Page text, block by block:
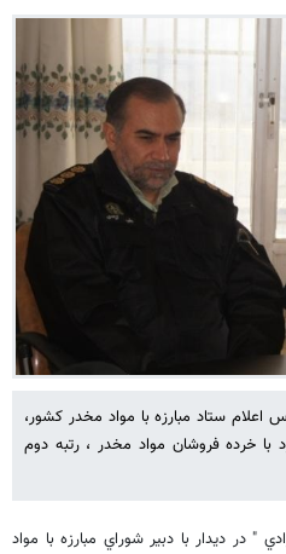
اعلام ستاد مبارزه با مواد مخدر کشور،
خرده فروشان مواد مخدر ، رتبه دوم
" در ديدار با دبير شوراي مبارزه با مواد